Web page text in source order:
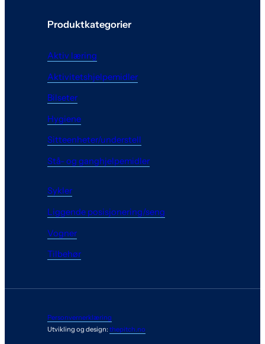
Produktkategorier
Aktiv læring
Aktivitetshjelpemidler
Bilseter
Hygiene
Sitteenheter/understell
Stå- og ganghjelpemidler
Sykler
Liggende posisjonering/seng
Vogner
Tilbehør
Personvernerklæring
Utvikling og design: thepitch.no